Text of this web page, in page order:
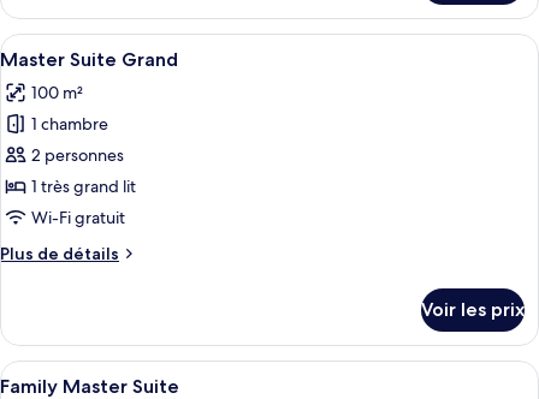
Premium
le
type
de
Master
Suite
Premium
Afficher
toutes
les
photos
pour
ce
type
chambre :
Grand
Une chambre d’hôtel moderne
8
Master Suite Grand
100 m²
1 chambre
2 personnes
1 très grand lit
Wi-Fi gratuit
Plus de détails
Plus
le
type
de
Voir les prix
Afficher
Une chambre d’hôtel avec un grand
6
Family Master Suite